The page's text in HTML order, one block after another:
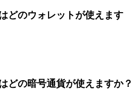
どのウォレットが使えます
どの暗号通貨が使えますか？